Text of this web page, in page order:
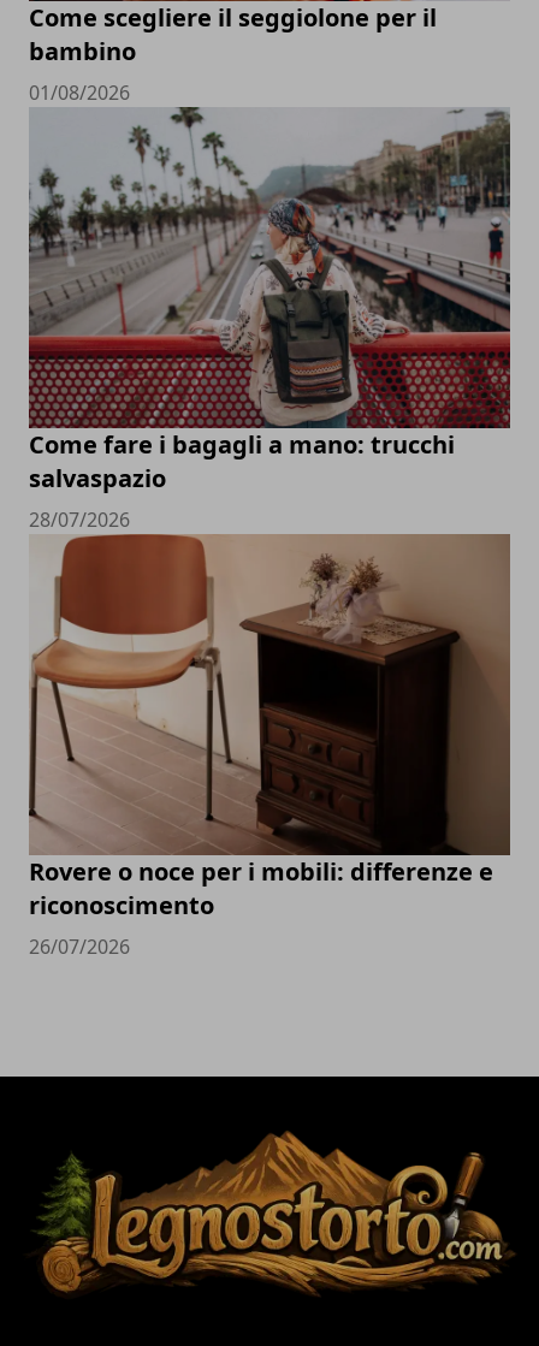
Come scegliere il seggiolone per il
bambino
01/08/2026
Come fare i bagagli a mano: trucchi
salvaspazio
28/07/2026
Rovere o noce per i mobili: differenze e
riconoscimento
26/07/2026